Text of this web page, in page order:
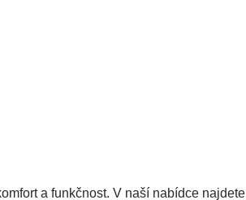
a funkčnost. V naší nabídce najdete